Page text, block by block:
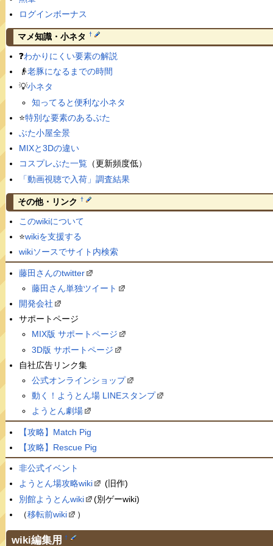
ログインボーナス
マメ知識・小ネタ †
❓わかりにくい要素の解説
👴老豚になるまでの時間
💡小ネタ
知ってると便利な小ネタ
⭐️特別な要素のあるぶた
ぶた小屋全景
MIXと3Dの違い
コスプレぶた一覧（更新頻度低）
「動画視聴で入荷」調査結果
その他・リンク †
このwikiについて
⭐️wikiを支援する
wikiソースでサイト内検索
藤田さんのtwitter
藤田さん単独ツイート
開発会社
サポートページ
MIX版 サポートページ
3D版 サポートページ
自社広告リンク集
公式オンラインショップ
動く！ようとん場 LINEスタンプ
ようとん劇場
【攻略】Match Pig
【攻略】Rescue Pig
非公式イベント
ようとん場攻略wiki
(旧作)
別館ようとんwiki
(別ゲーwiki)
（移転前wiki ）
wiki編集用 †